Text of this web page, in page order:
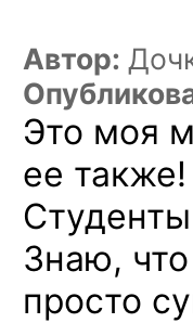
Автор:
Это моя
ее также!
Знаю,
просто